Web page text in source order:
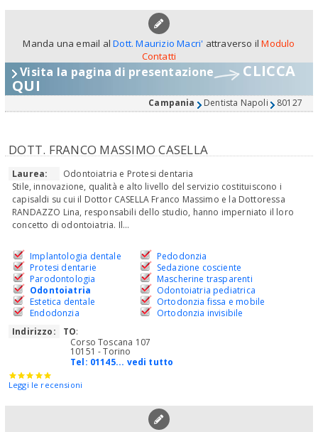
Manda una email alDott. Maurizio Macri' attraverso ilModulo
Contatti
Visita la pagina di presentazione CLICCA
QUI
Campania Dentista Napoli 80127
DOTT. FRANCO MASSIMO CASELLA
Laurea:
Odontoiatria e Protesi dentaria
Stile, innovazione, qualità e alto livello del servizio costituiscono i
capisaldi su cui il Dottor CASELLA Franco Massimo e la Dottoressa
RANDAZZO Lina, responsabili dello studio, hanno imperniato il loro
concetto di odontoiatria. Il...
Implantologia dentale
Protesi dentarie
Parodontologia
Odontoiatria
Estetica dentale
Endodonzia
Pedodonzia
Sedazione cosciente
Mascherine trasparenti
Odontoiatria pediatrica
Ortodonzia fissa e mobile
Ortodonzia invisibile
Indirizzo:
TO:
Corso Toscana 107
10151 - Torino
Tel: 01145... vedi tutto
Leggi le recensioni